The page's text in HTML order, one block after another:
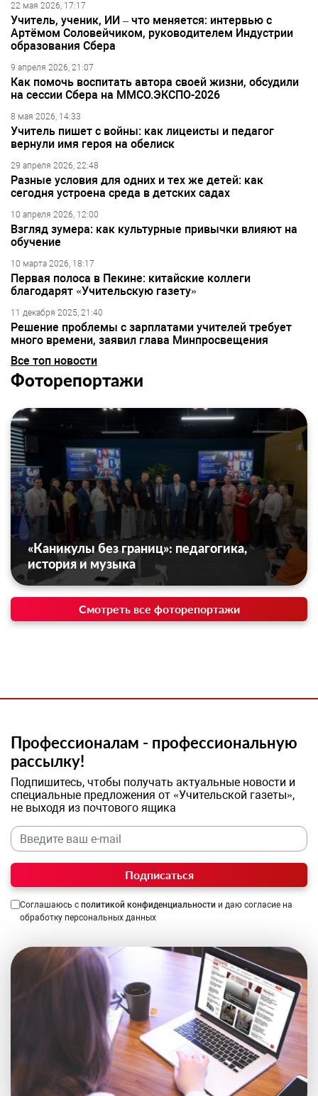
22 мая 2026, 17:17
Учитель, ученик, ИИ – что меняется: интервью с
Артёмом Соловейчиком, руководителем Индустрии
образования Сбера
9 апреля 2026, 21:07
Как помочь воспитать автора своей жизни, обсудили
на сессии Сбера на ММСО.ЭКСПО-2026
8 мая 2026, 14:33
Учитель пишет с войны: как лицеисты и педагог
вернули имя героя на обелиск
29 апреля 2026, 22:48
Разные условия для одних и тех же детей: как
сегодня устроена среда в детских садах
10 апреля 2026, 12:00
Взгляд зумера: как культурные привычки влияют на
обучение
10 марта 2026, 18:17
Первая полоса в Пекине: китайские коллеги
благодарят «Учительскую газету»
11 декабря 2025, 21:40
Решение проблемы с зарплатами учителей требует
много времени, заявил глава Минпросвещения
Все топ новости
Фоторепортажи
«Каникулы без границ»: педагогика,
история и музыка
Смотреть все фоторепортажи
Профессионалам - профессиональную
рассылку!
Подпишитесь, чтобы получать актуальные новости и
специальные предложения от «Учительской газеты»,
не выходя из почтового ящика
Подписаться
Соглашаюсь с политикой конфиденциальности и даю согласие на
обработку персональных данных